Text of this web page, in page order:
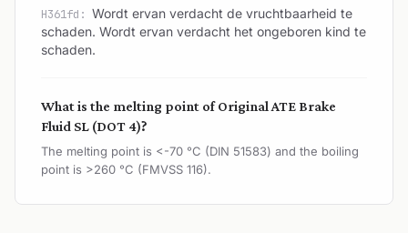
H361fd: Wordt ervan verdacht de vruchtbaarheid te
schaden. Wordt ervan verdacht het ongeboren kind te
schaden.
What is the melting point of Original ATE Brake
Fluid SL (DOT 4)?
The melting point is <-70 °C (DIN 51583) and the boiling
point is >260 °C (FMVSS 116).